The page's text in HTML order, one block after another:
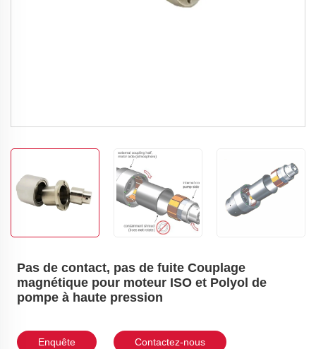
Pas de contact, pas de fuite Couplage
magnétique pour moteur ISO et Polyol de
pompe à haute pression
Enquête Contactez-nous